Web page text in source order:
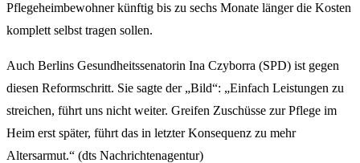
Pflegeheimbewohner künftig bis zu sechs Monate länger die Kosten
komplett selbst tragen sollen.
Auch Berlins Gesundheitssenatorin Ina Czyborra (SPD) ist gegen
diesen Reformschritt. Sie sagte der „Bild“: „Einfach Leistungen zu
streichen, führt uns nicht weiter. Greifen Zuschüsse zur Pflege im
Heim erst später, führt das in letzter Konsequenz zu mehr
Altersarmut.“ (dts Nachrichtenagentur)